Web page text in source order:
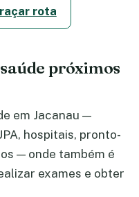
rota
próximos
em Jacanau —
hospitais, pronto-
— onde também é
exames e obter